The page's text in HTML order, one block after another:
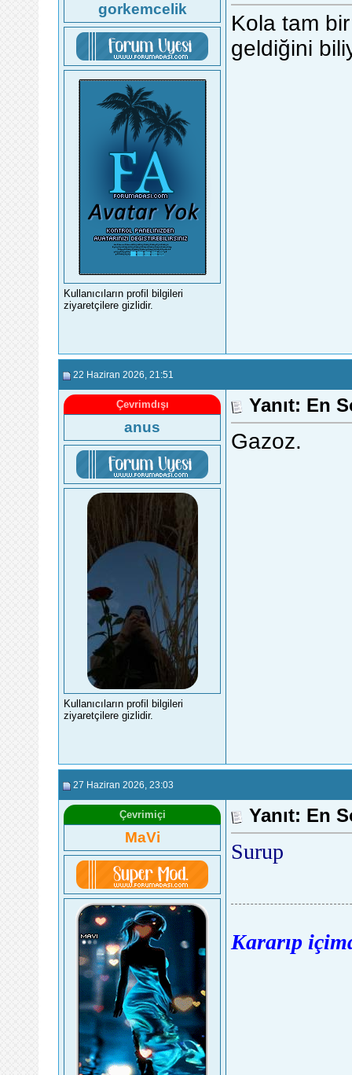
gorkemcelik
Kullanıcıların profil bilgileri
ziyaretçilere gizlidir.
Kola tam bir
geldiğini
22 Haziran 2026 , 21:51
Çevrimdışı
anus
Kullanıcıların profil bilgileri
ziyaretçilere gizlidir.
Yanıt: En
Gazoz.
27 Haziran 2026 , 23:03
Çevrimiçi
MaVi
Yanıt: En
Surup
Kararıp